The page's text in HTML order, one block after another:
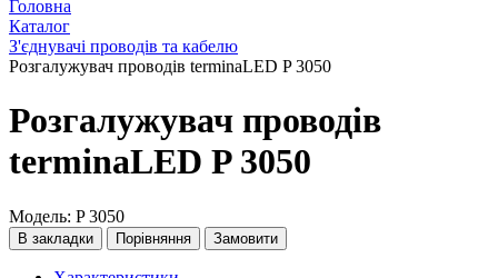
Головна
Каталог
З'єднувачі проводів та кабелю
Розгалужувач проводів terminaLED P 3050
Розгалужувач проводів
terminaLED P 3050
Модель: P 3050
В закладки Порівняння Замовити